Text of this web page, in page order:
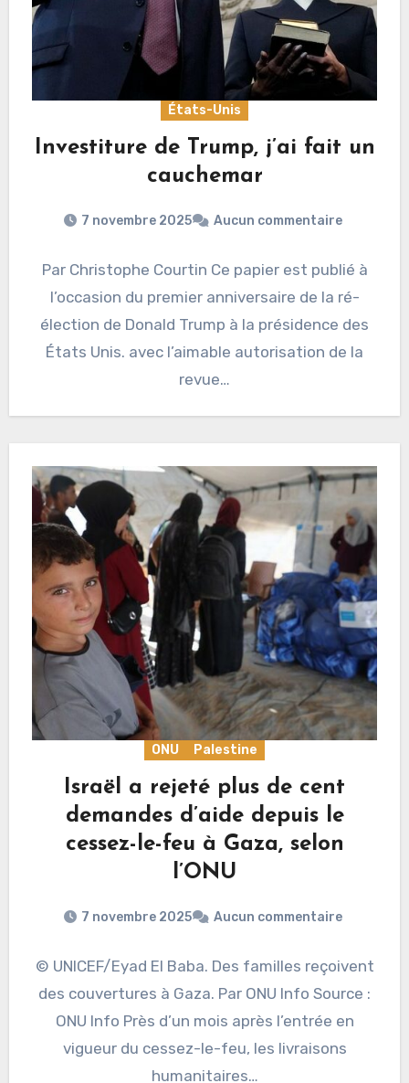
États-Unis
Investiture de Trump, j’ai fait un
cauchemar
7 novembre 2025 Aucun commentaire
Par Christophe Courtin Ce papier est publié à
l’occasion du premier anniversaire de la ré-
élection de Donald Trump à la présidence des
États Unis. avec l’aimable autorisation de la
revue…
ONU Palestine
Israël a rejeté plus de cent
demandes d’aide depuis le
cessez-le-feu à Gaza, selon
l’ONU
7 novembre 2025 Aucun commentaire
© UNICEF/Eyad El Baba. Des familles reçoivent
des couvertures à Gaza. Par ONU Info Source :
ONU Info Près d’un mois après l’entrée en
vigueur du cessez-le-feu, les livraisons
humanitaires…